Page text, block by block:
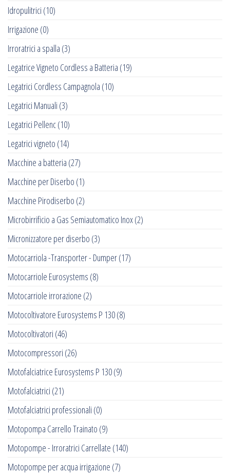
Idropulitrici (10)
Irrigazione (0)
Irroratrici a spalla (3)
Legatrice Vigneto Cordless a Batteria (19)
Legatrici Cordless Campagnola (10)
Legatrici Manuali (3)
Legatrici Pellenc(10)
Legatrici vigneto (14)
Macchine a batteria (27)
Macchine per Diserbo (1)
Macchine Pirodiserbo (2)
Microbirrificio a Gas Semiautomatico Inox(2)
Micronizzatore per diserbo (3)
Motocarriola -Transporter - Dumper(17)
Motocarriole Eurosystems (8)
Motocarriole irrorazione (2)
Motocoltivatore Eurosystems P 130(8)
Motocoltivatori (46)
Motocompressori (26)
Motofalciatrice Eurosystems P 130(9)
Motofalciatrici (21)
Motofalciatrici professionali (0)
Motopompa Carrello Trainato (9)
Motopompe - Irroratrici Carrellate (140)
Motopompe per acqua irrigazione (7)